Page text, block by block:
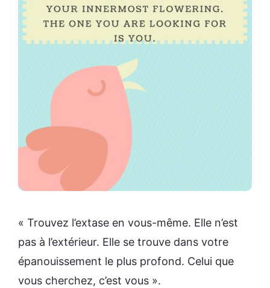
« Trouvez l’extase en vous-même. Elle n’est
pas à l’extérieur. Elle se trouve dans votre
épanouissement le plus profond. Celui que
vous cherchez, c’est vous ».